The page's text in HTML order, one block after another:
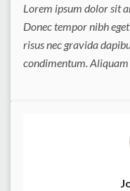
Lorem ipsum dolor sit
Donec tempor nibh
risus nec gravida
condimentum.